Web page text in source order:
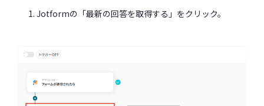
Jotformの「最新の回答を取得する」をクリック。